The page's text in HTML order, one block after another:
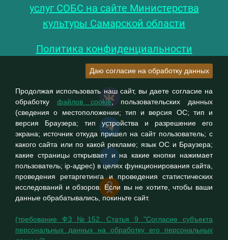
услуг СОБС на сайте Министерства
культуры Самарской области
Политика конфиденциальности
Даю согласие на обработку данных
Продолжая использовать наш сайт, вы даете согласие на
обработку файлов cookie, пользовательских данных
(сведения о местоположении; тип и версия ОС; тип и
версия Браузера; тип устройства и разрешение его
экрана; источник откуда пришел на сайт пользователь; с
какого сайта или по какой рекламе; язык ОС и Браузера;
какие страницы открывает и на какие кнопки нажимает
пользователь; ip-адрес) в целях функционирования сайта,
проведения ретаргетинга и проведения статистических
исследований и обзоров. Если вы не хотите, чтобы ваши
данные обрабатывались, покиньте сайт.
(требование ФЗ №152. Статья 9 "Согласие субъекта
персональных данных на обработку его персональных